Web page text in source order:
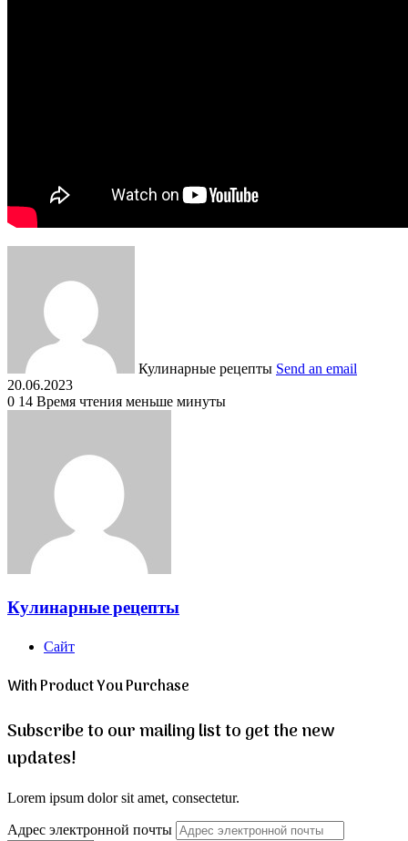
Кулинарные рецепты Send an email
20.06.2023
0 14 Время чтения меньше минуты
Кулинарные рецепты
Сайт
With Product You Purchase
Subscribe to our mailing list to get the new
updates!
Lorem ipsum dolor sit amet, consectetur.
Адрес электронной почты